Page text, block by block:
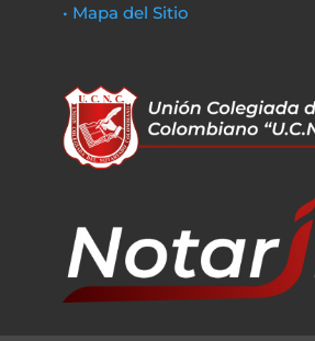
• Mapa del Sitio